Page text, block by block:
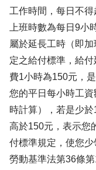
工作時間，每日不
上班時數為每日9小
屬於延長工時（即
定之給付標準，給
費1小時為150元，
您的平日每小時工
時計算），若是少
高於150元，表示您
付標準規定，使您
勞動基準法第36條